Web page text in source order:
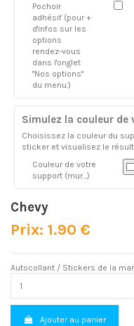
Pochoir
adhésif (pour +
d'infos sur les
options
rendez-vous
dans l'onglet
"Nos options"
du menu.)
Simulez la couleur de
Choisissez la couleur du
sticker et visualisez le
Couleur de votre
support (mur...)
Chevy
Prix: 1.90 €
Autocollant / Stickers de la
Ajouter au panier